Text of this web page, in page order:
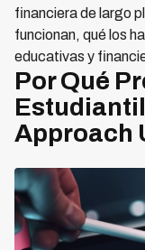
financiera de largo
funcionan, qué los
educativas y
Por Qué
Approach